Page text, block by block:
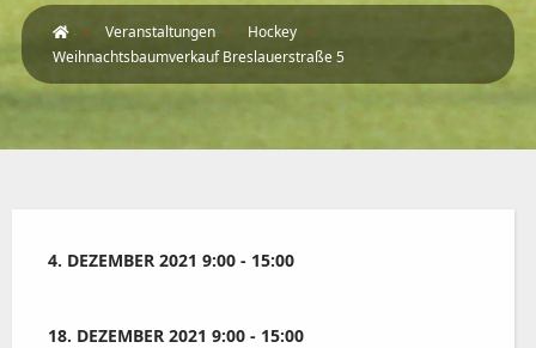
Veranstaltungen
Hockey
Weihnachtsbaumverkauf Breslauerstraße 5
4. DEZEMBER 2021 9:00 - 15:00
18. DEZEMBER 2021 9:00 - 15:00